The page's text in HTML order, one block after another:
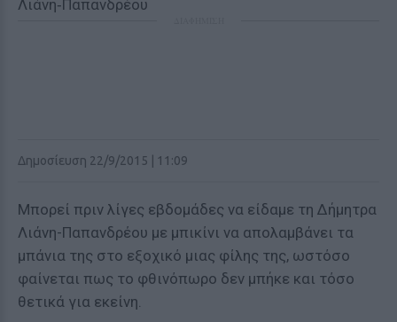
Δημοσίευση 22/9/2015 | 11:09
Μπορεί πριν λίγες εβδομάδες να είδαμε τη Δήμητρα
Λιάνη-Παπανδρέου με μπικίνι να απολαμβάνει τα
μπάνια της στο εξοχικό μιας φίλης της, ωστόσο
φαίνεται πως το φθινόπωρο δεν μπήκε και τόσο
θετικά για εκείνη.